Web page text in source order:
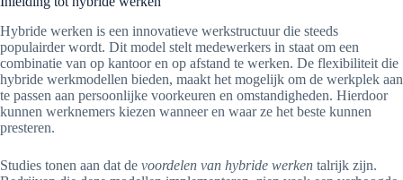
Hybride werken is een innovatieve werkstructuur die steeds
populairder wordt. Dit model stelt medewerkers in staat om een
combinatie van op kantoor en op afstand te werken. De flexibiliteit die
hybride werkmodellen bieden, maakt het mogelijk om de werkplek aan
te passen aan persoonlijke voorkeuren en omstandigheden. Hierdoor
kunnen werknemers kiezen wanneer en waar ze het beste kunnen
presteren.
Studies tonen aan dat de voordelen van hybride werken talrijk zijn.